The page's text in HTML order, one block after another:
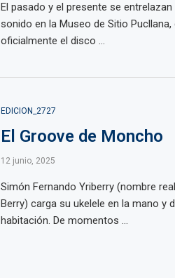
El pasado y el presente se
sonido en la Museo de Sitio Pucllana,
oficialmente el disco ...
EDICION_2727
El Groove de Moncho
12 junio, 2025
Simón Fernando Yriberry (nombre
Berry) carga su ukelele en la mano y
habitación. De momentos ...